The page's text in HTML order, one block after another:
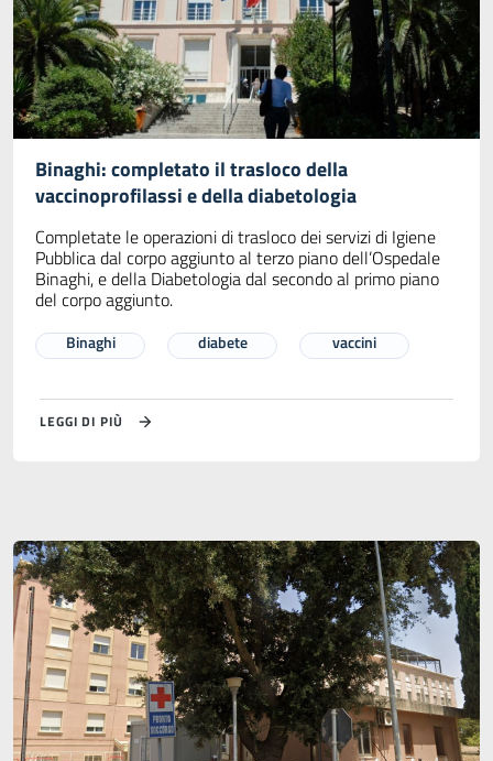
Binaghi: completato il trasloco della
vaccinoprofilassi e della diabetologia
Completate le operazioni di trasloco dei servizi di Igiene
Pubblica dal corpo aggiunto al terzo piano dell’Ospedale
Binaghi, e della Diabetologia dal secondo al primo piano
del corpo aggiunto.
Binaghi diabete vaccini
LEGGI DI PIÙ